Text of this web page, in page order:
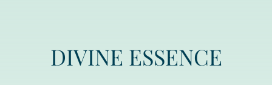
DIVINE ESSENCE